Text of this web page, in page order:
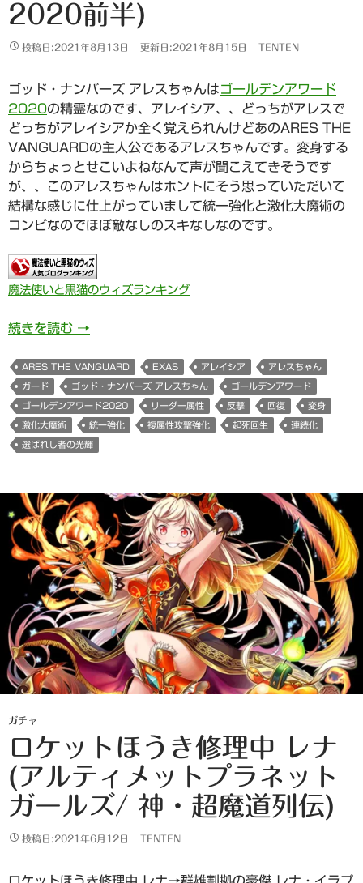
2020前半)
投稿日:2021年8月13日 更新日:2021年8月15日 TENTEN
ゴッド・ナンバーズ アレスちゃんはゴールデンアワード
2020の精霊なのです、アレイシア、、どっちがアレスで
どっちがアレイシアか全く覚えられんけどあのARES THE
VANGUARDの主人公であるアレスちゃんです。変身する
からちょっとせこいよねなんて声が聞こえてきそうです
が、、このアレスちゃんはホントにそう思っていただいて
結構な感じに仕上がっていまして統一強化と激化大魔術の
コンビなのでほぼ敵なしのスキなしなのです。
魔法使いと黒猫のウィズランキング
続きを読む ゴッド・ナンバーズ アレスちゃん(ゴールデン
→
ARES THE VANGUARD EXAS アレイシア アレスちゃん
ガード ゴッド・ナンバーズ アレスちゃん ゴールデンアワード
ゴールデンアワード2020 リーダー属性 反撃 回復 変身
激化大魔術 統一強化 複属性攻撃強化 起死回生 連続化
選ばれし者の光輝
ガチャ
ロケットほうき修理中 レナ
(アルティメットプラネット
ガールズ/ 神・超魔道列伝)
投稿日:2021年6月12日 TENTEN